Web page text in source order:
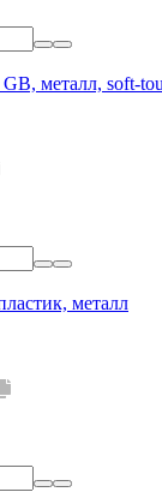
металл, soft-
металл